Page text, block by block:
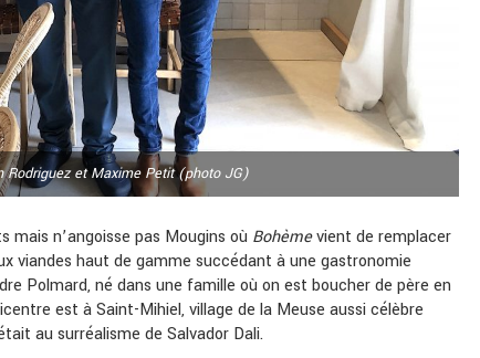
Rodriguez et Maxime Petit (photo JG)
n’angoisse pas Mougins où Bohèmevient de remplacer
viandes haut de gamme succédant à une gastronomie
Polmard, né dans une famille où on est boucher de père en
est à Saint-Mihiel, village de la Meuse aussi célèbre
au surréalisme de Salvador Dali.